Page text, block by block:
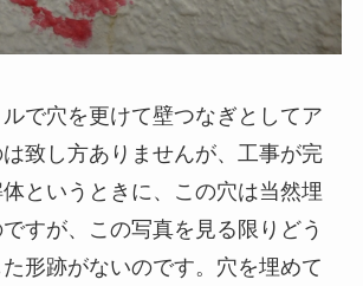
で穴を更けて壁つなぎとしてア
致し方ありませんが、工事が完
というときに、この穴は当然埋
すが、この写真を見る限りどう
形跡がないのです。穴を埋めて